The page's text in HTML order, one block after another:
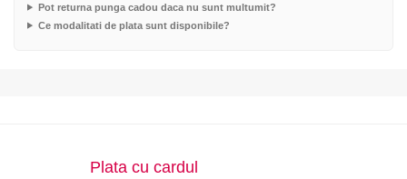
Pot returna punga cadou daca nu sunt multumit?
Ce modalitati de plata sunt disponibile?
Plata cu cardul